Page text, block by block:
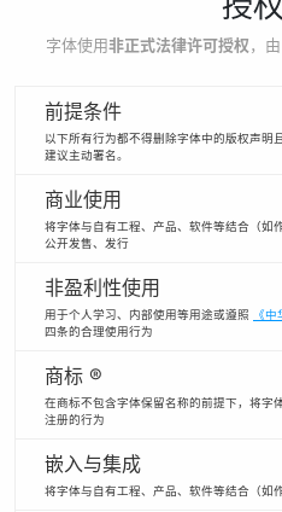
字体使用非正式法律许可授权，
前提条件
以下所有行为都不得删除字体中的版权声明
建议主动署名。
商业使用
将字体与自有工程、产品、软件等结合（如
公开发售、发行
非盈利性使用
用于个人学习、内部使用等用途或遵照 《
四条的合理使用行为
商标 ®
在商标不包含字体保留名称的前提下，将字
注册的行为
嵌入与集成
将字体与自有工程、产品、软件等结合（如